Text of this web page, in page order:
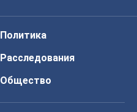
Политика
Расследования
Общество